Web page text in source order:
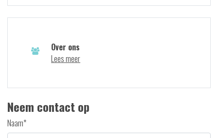
Over ons
Lees meer
Neem contact op
Naam*